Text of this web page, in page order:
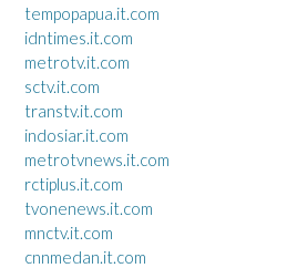
tempopapua.it.com
idntimes.it.com
metrotv.it.com
sctv.it.com
transtv.it.com
indosiar.it.com
metrotvnews.it.com
rctiplus.it.com
tvonenews.it.com
mnctv.it.com
cnnmedan.it.com